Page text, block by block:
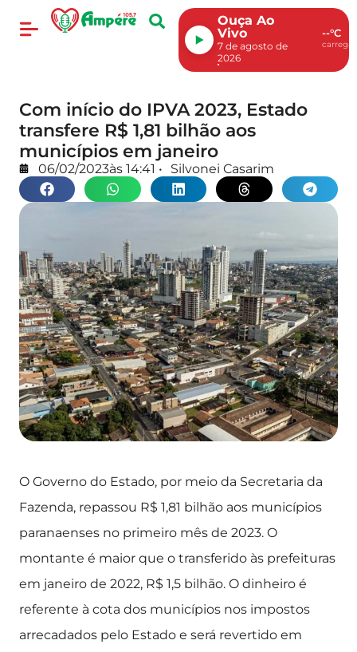
Ouça Ao
Vivo
7 de agosto de
2026
--°C
Com início do IPVA 2023, Estado
transfere R$ 1,81 bilhão aos
municípios em janeiro
06/02/2023às 14:41 • Silvonei Casarim
O Governo do Estado, por meio da Secretaria da
Fazenda, repassou R$ 1,81 bilhão aos municípios
paranaenses no primeiro mês de 2023. O
montante é maior que o transferido às prefeituras
em janeiro de 2022, R$ 1,5 bilhão. O dinheiro é
referente à cota dos municípios nos impostos
arrecadados pelo Estado e será revertido em